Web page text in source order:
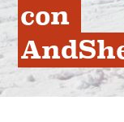
con